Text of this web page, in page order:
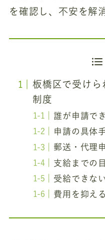
を確認し、不安を解
板橋区で受けら
制度
誰が申請で
申請の具体
郵送・代理
支給までの
受給できな
費用を抑え